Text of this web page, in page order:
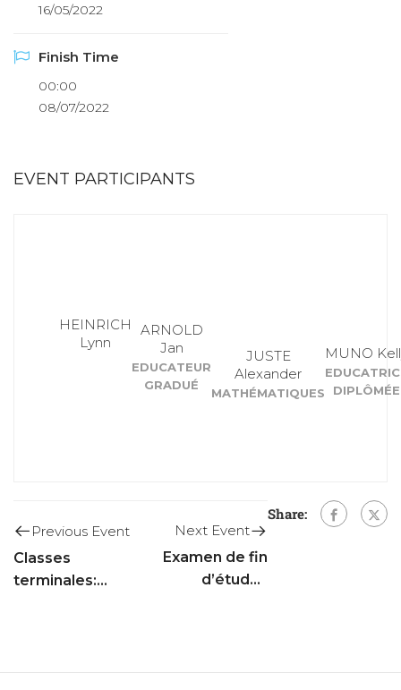
16/05/2022
Finish Time
00:00
08/07/2022
EVENT PARTICIPANTS
HEINRICH
Lynn
ARNOLD
Jan
EDUCATEUR
GRADUÉ
JUSTE
Alexander
MATHÉMATIQUES
MUNO
DIPLÔMÉE
Share:
Previous Event
Classes
terminales:
Next Event
Examen de fin
d’études